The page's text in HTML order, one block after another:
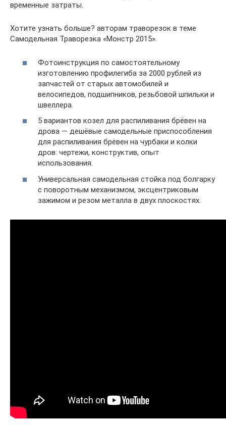
временные затраты.
Хотите узнать больше? авторам траворезок в теме
Самодельная Траворезка «Монстр 2015».
Фотоинструкция по самостоятельному
изготовлению профилегиба за 2000 рублей из
запчастей от старых автомобилей и
велосипедов, подшипников, резьбовой шпильки и
швеллера.
5 вариантов козел для распиливания брёвен на
дрова — дешёвые самодельные приспособления
для распиливания брёвен на чурбаки и колки
дров: чертежи, конструктив, опыт
использования.
Универсальная самодельная стойка под болгарку
с поворотным механизмом, эксцентриковым
зажимом и резом металла в двух плоскостях.